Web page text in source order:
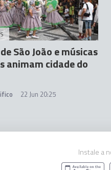
São João e músicas
animam cidade do
22 Jun 20:25
Instale a